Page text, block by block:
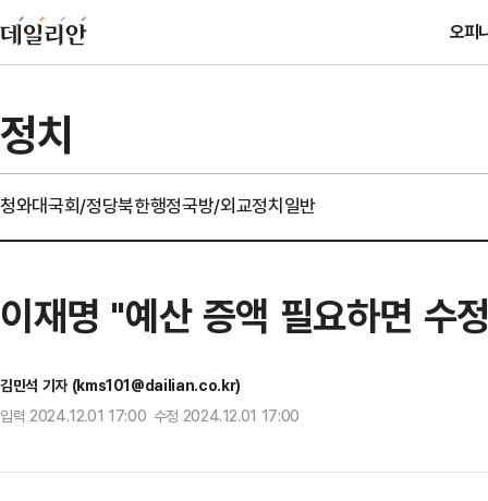
오피
정치
청와대국회/정당북한행정국방/외교정치일반
이재명 "예산 증액 필요하면 수
김민석 기자 (kms101@dailian.co.kr)
입력 2024.12.01 17:00 수정 2024.12.01 17:00